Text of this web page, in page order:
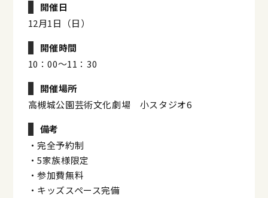
開催日
12月1日（日）
開催時間
10：00～11：30
開催場所
高槻城公園芸術文化劇場 小スタジオ6
備考
・完全予約制
・5家族様限定
・参加費無料
・キッズスペース完備